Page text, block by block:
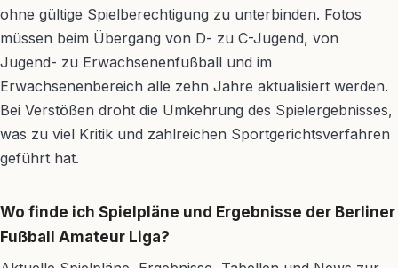
ohne gültige Spielberechtigung zu unterbinden. Fotos
müssen beim Übergang von D- zu C-Jugend, von
Jugend- zu Erwachsenenfußball und im
Erwachsenenbereich alle zehn Jahre aktualisiert werden.
Bei Verstößen droht die Umkehrung des Spielergebnisses,
was zu viel Kritik und zahlreichen Sportgerichtsverfahren
geführt hat.
Wo finde ich Spielpläne und Ergebnisse der Berliner
Fußball Amateur Liga?